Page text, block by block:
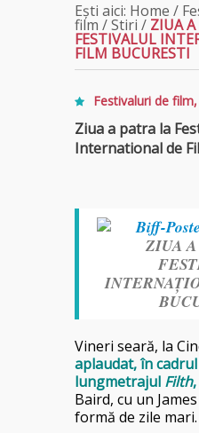
Ești aici: Home /
film /Stiri / ZIUA
FESTIVALUL
FILM BUCURESTI
Festivaluri de film,
Ziua a patra la
International de
ZIUA A
Vineri seară, la
aplaudat, în
lungmetrajul Filth,
Baird, cu un
formă de zile mari.